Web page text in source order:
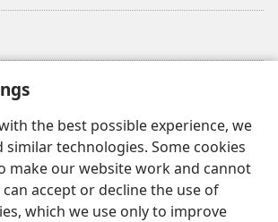
the best possible experience, we
similar technologies. Some cookies
make our website work and cannot
accept or decline the use of
which we use only to improve
TI Watchtower™
®